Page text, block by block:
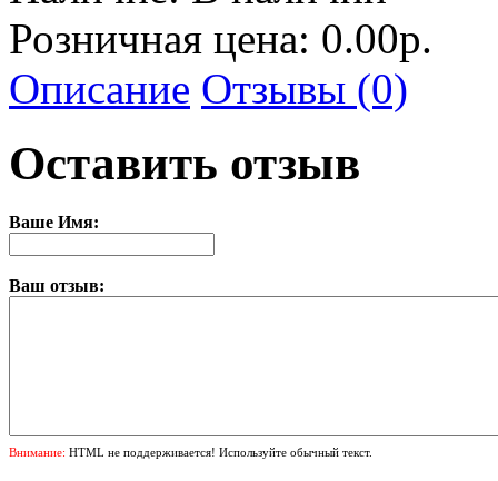
Розничная цена: 0.00р.
Описание Отзывы (0)
Оставить отзыв
Ваше Имя:
Ваш отзыв:
Внимание: HTML не поддерживается! Используйте обычный текст.